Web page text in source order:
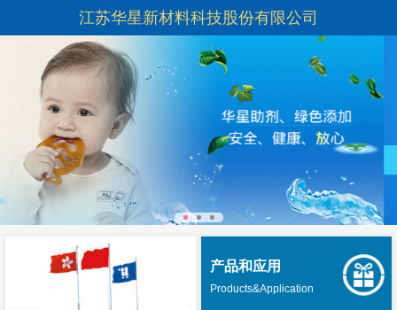
江苏华星新材料科技股份有限公司
产品和应用
Products&Application